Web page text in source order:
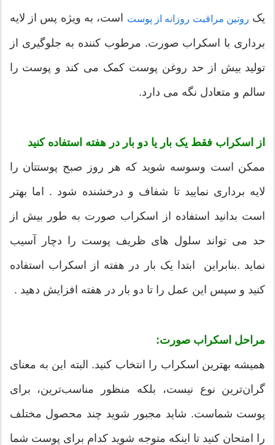
یک روتین مراقبت روزانه از پوست است، به ویژه پس از لایه
برداری با اسکراب صورت. مرطوب کننده به جلوگیری از
تولید بیش از حد روغن پوست کمک می کند و پوست را
سالم و متعادل نگه می دارد.
از اسکراب فقط یک بار یا دو بار در هفته استفاده کنید
ممکن است وسوسه شوید که هر روز صبح پوستتان را
لایه برداری نمایید تا شفاف و درخشنده شود . اما بهتر
است بدانید استفاده از اسکراب صورت به طور بیش از
حد می تواند سلول های ظریف پوست را دچار آسیب
نماید .بنابراین ابتدا یک بار در هفته از اسکراب استفاده
کنید و سپس این عمل را تا دو بار در هفته افزایش دهید .
مراحل اسکراب صورت:
همیشه بهترین اسکراب را انتخاب کنید. البته این به معنای
گران‌ترین نوع نیست، بلکه منظور مناسب‌ترین، برای
پوست شماست. شاید مجبور شوید چند محصول مختلف
را امتحان کنید تا اینکه متوجه شوید کدام برای پوست شما